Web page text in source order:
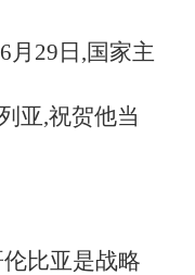
月29日,国家主
亚,祝贺他当
比亚是战略